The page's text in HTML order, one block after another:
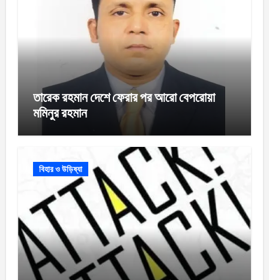
তারেক রহমান দেশে ফেরার পর আরো বেপরোয়া
মমিনুর রহমান
বিহার ও উড়িষ্যা